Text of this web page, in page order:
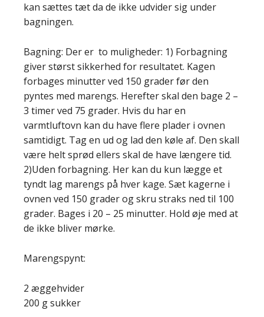
kan sættes tæt da de ikke udvider sig under
bagningen.
Bagning: Der er to muligheder: 1) Forbagning
giver størst sikkerhed for resultatet. Kagen
forbages minutter ved 150 grader før den
pyntes med marengs. Herefter skal den bage 2 –
3 timer ved 75 grader. Hvis du har en
varmtluftovn kan du have flere plader i ovnen
samtidigt. Tag en ud og lad den køle af. Den skall
være helt sprød ellers skal de have længere tid.
2)Uden forbagning. Her kan du kun lægge et
tyndt lag marengs på hver kage. Sæt kagerne i
ovnen ved 150 grader og skru straks ned til 100
grader. Bages i 20 – 25 minutter. Hold øje med at
de ikke bliver mørke.
Marengspynt:
2 æggehvider
200 g sukker